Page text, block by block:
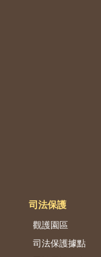
司法保護
觀護園區
司法保護據點